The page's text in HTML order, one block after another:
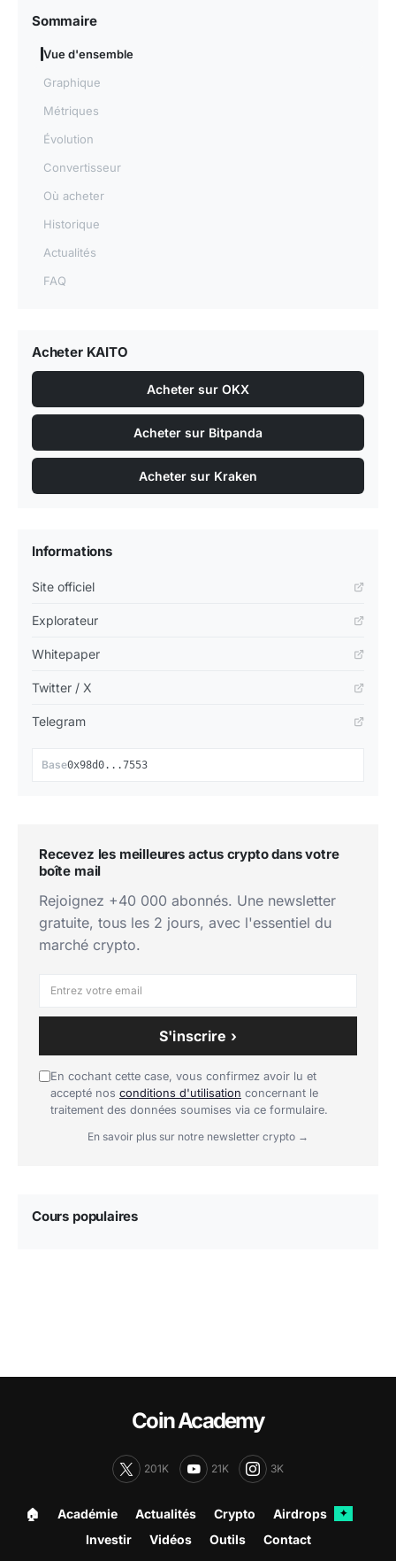
Sommaire
Vue d'ensemble
Graphique
Métriques
Évolution
Convertisseur
Où acheter
Historique
Actualités
FAQ
Acheter KAITO
Acheter sur OKX
Acheter sur Bitpanda
Acheter sur Kraken
Informations
Site officiel
Explorateur
Whitepaper
Twitter / X
Telegram
Base0x98d0...7553
Recevez les meilleures actus crypto dans votre
boîte mail
Rejoignez +40 000 abonnés. Une newsletter
gratuite, tous les 2 jours, avec l'essentiel du
marché crypto.
S'inscrire ›
En cochant cette case, vous confirmez avoir lu et
accepté nos conditions d'utilisation concernant le
traitement des données soumises via ce formulaire.
En savoir plus sur notre newsletter crypto →
Cours populaires
Coin Academy
201K 21K 3K
🏠︎ Académie Actualités Crypto Airdrops ✦
Investir Vidéos Outils Contact